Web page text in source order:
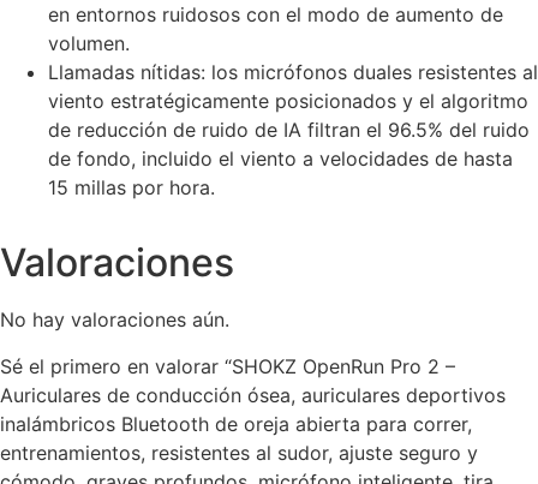
en entornos ruidosos con el modo de aumento de
volumen.
Llamadas nítidas: los micrófonos duales resistentes al
viento estratégicamente posicionados y el algoritmo
de reducción de ruido de IA filtran el 96.5% del ruido
de fondo, incluido el viento a velocidades de hasta
15 millas por hora.
Valoraciones
No hay valoraciones aún.
Sé el primero en valorar “SHOKZ OpenRun Pro 2 –
Auriculares de conducción ósea, auriculares deportivos
inalámbricos Bluetooth de oreja abierta para correr,
entrenamientos, resistentes al sudor, ajuste seguro y